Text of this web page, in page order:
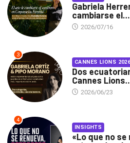
Gabriela
cambiarse el...
2026/07/16
3
CANNES LIONS
Dos
Cannes
2026/06/23
4
INSIGHTS
«Lo que no se